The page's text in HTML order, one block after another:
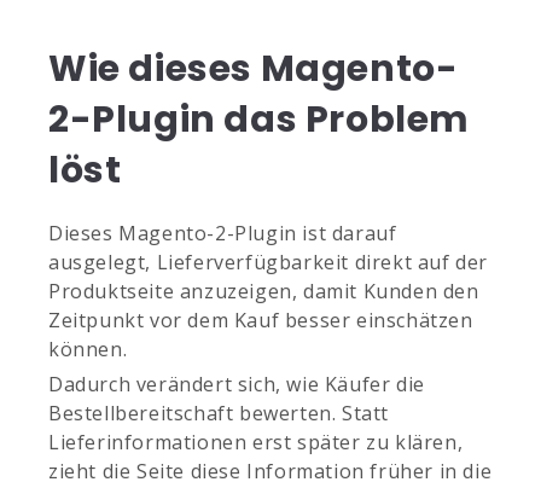
Wie dieses Magento-
2-Plugin das Problem
löst
Dieses Magento-2-Plugin ist darauf
ausgelegt, Lieferverfügbarkeit direkt auf der
Produktseite anzuzeigen, damit Kunden den
Zeitpunkt vor dem Kauf besser einschätzen
können.
Dadurch verändert sich, wie Käufer die
Bestellbereitschaft bewerten. Statt
Lieferinformationen erst später zu klären,
zieht die Seite diese Information früher in die